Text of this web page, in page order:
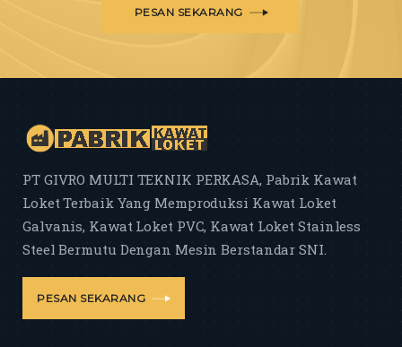
PESAN SEKARANG
PT GIVRO MULTI TEKNIK PERKASA, Pabrik Kawat
Loket Terbaik Yang Memproduksi Kawat Loket
Galvanis, Kawat Loket PVC, Kawat Loket Stainless
Steel Bermutu Dengan Mesin Berstandar SNI.
PESAN SEKARANG